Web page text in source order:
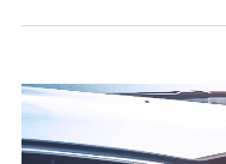
【共同して利用される
当社又は株式会社NTT